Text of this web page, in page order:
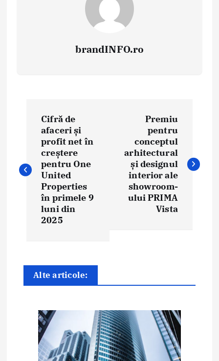
brandINFO.ro
i
n
Cifră de
afaceri și
profit net în
creștere
pentru One
United
Properties
în primele 9
luni din
2025
Premiu
pentru
conceptul
arhitectural
și designul
interior ale
showroom-
ului PRIMA
Vista
Alte articole: